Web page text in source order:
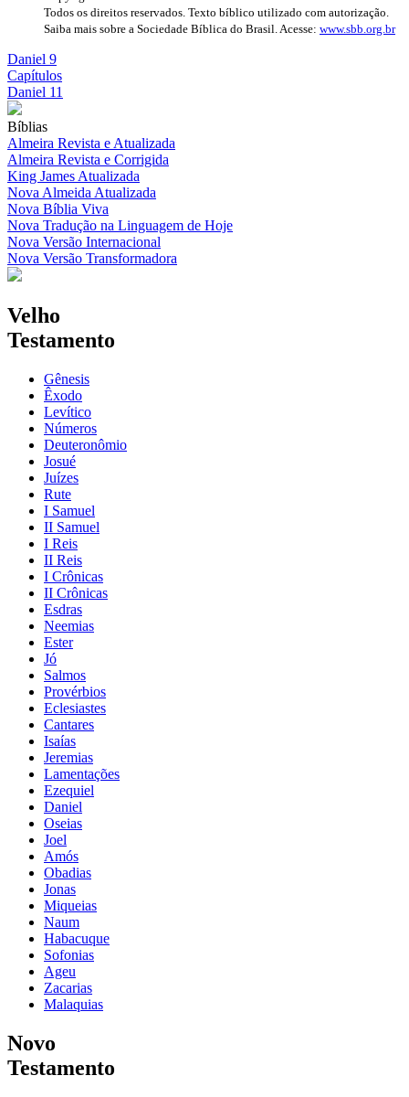
Todos os direitos reservados. Texto bíblico utilizado com autorização.
Saiba mais sobre a Sociedade Bíblica do Brasil. Acesse: www.sbb.org.br
Daniel 9
Capítulos
Daniel 11
Bíblias
Almeira Revista e Atualizada
Almeira Revista e Corrigida
King James Atualizada
Nova Almeida Atualizada
Nova Bíblia Viva
Nova Tradução na Linguagem de Hoje
Nova Versão Internacional
Nova Versão Transformadora
Velho
Testamento
Gênesis
Êxodo
Levítico
Números
Deuteronômio
Josué
Juízes
Rute
I Samuel
II Samuel
I Reis
II Reis
I Crônicas
II Crônicas
Esdras
Neemias
Ester
Jó
Salmos
Provérbios
Eclesiastes
Cantares
Isaías
Jeremias
Lamentações
Ezequiel
Daniel
Oseias
Joel
Amós
Obadias
Jonas
Miqueias
Naum
Habacuque
Sofonias
Ageu
Zacarias
Malaquias
Novo
Testamento